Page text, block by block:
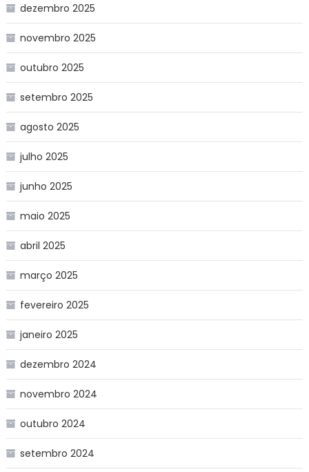
dezembro 2025
novembro 2025
outubro 2025
setembro 2025
agosto 2025
julho 2025
junho 2025
maio 2025
abril 2025
março 2025
fevereiro 2025
janeiro 2025
dezembro 2024
novembro 2024
outubro 2024
setembro 2024